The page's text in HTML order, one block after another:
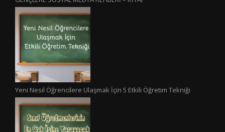
Yeni Nesil Öğrencilere Ulaşmak İçin 5 Etkili Öğretim Tekniği